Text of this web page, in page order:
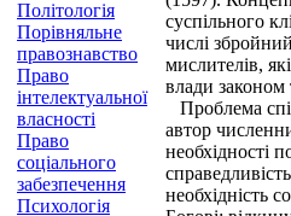
Політологія
Порівняльне
правознавство
Право
інтелектуальної
власності
Право
соціального
забезпечення
Психологія
суспільного
числі
мислителів,
влади
Проблема
автор
необхідності
необхідність